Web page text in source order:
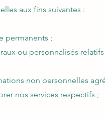
aux fins suivantes :
permanents ;
ou personnalisés
non personnelles
nos services respectifs ;